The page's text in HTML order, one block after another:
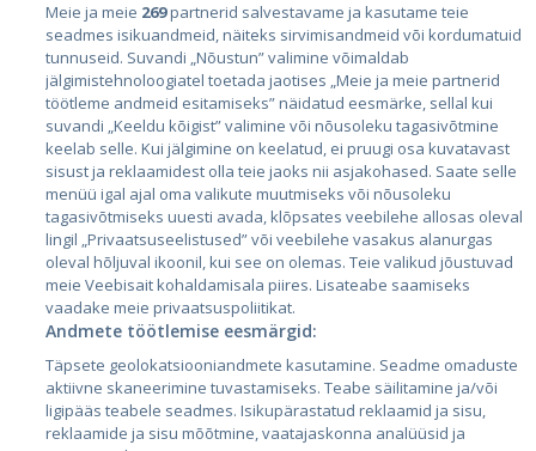
Страны
Эстония
Латвия
Литва
City24.lv
City24.ee
GetaPro.lv
GetaPro.ee
CVbankas.lt
Kainos.lt
Paslaugos.lt
auto24.ee
Meie ja meie 269partnerid salvestavame ja kasutame teie
seadmes isikuandmeid, näiteks sirvimisandmeid või kordumatuid
tunnuseid. Suvandi „Nõustun” valimine võimaldab
jälgimistehnoloogiatel toetada jaotises „Meie ja meie partnerid
töötleme andmeid esitamiseks” näidatud eesmärke, sellal kui
suvandi „Keeldu kõigist” valimine või nõusoleku tagasivõtmine
keelab selle. Kui jälgimine on keelatud, ei pruugi osa kuvatavast
sisust ja reklaamidest olla teie jaoks nii asjakohased. Saate selle
menüü igal ajal oma valikute muutmiseks või nõusoleku
tagasivõtmiseks uuesti avada, klõpsates veebilehe allosas oleval
lingil „Privaatsuseelistused” või veebilehe vasakus alanurgas
oleval hõljuval ikoonil, kui see on olemas. Teie valikud jõustuvad
meie Veebisait kohaldamisala piires. Lisateabe saamiseks
vaadake meie privaatsuspoliitikat.
Andmete töötlemise eesmärgid:
Täpsete geolokatsiooniandmete kasutamine. Seadme omaduste
aktiivne skaneerimine tuvastamiseks. Teabe säilitamine ja/või
ligipääs teabele seadmes. Isikupärastatud reklaamid ja sisu,
reklaamide ja sisu mõõtmine, vaatajaskonna analüüsid ja